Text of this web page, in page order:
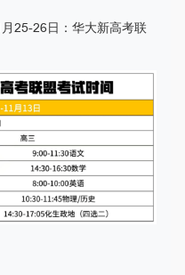
25-26日：华大新高考联